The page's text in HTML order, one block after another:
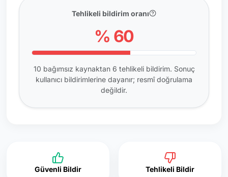
Tehlikeli bildirim oranı
% 60
10 bağımsız kaynaktan 6 tehlikeli bildirim. Sonuç
kullanıcı bildirimlerine dayanır; resmî doğrulama
değildir.
Güvenli Bildir Tehlikeli Bildir